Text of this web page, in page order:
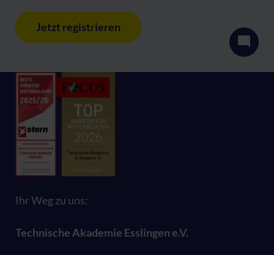
Jetzt registrieren
Ihr Weg zu uns:
Technische Akademie Esslingen e.V.